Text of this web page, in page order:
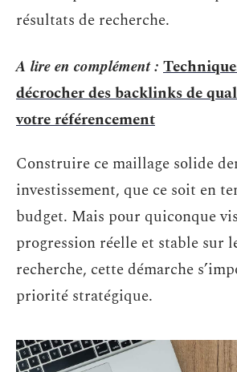
résultats de recherche.
A lire en complément :
décrocher des backlinks de
votre référencement
Construire ce maillage solide
investissement, que ce soit en
budget. Mais pour quiconque
progression réelle et stable sur
recherche, cette démarche
priorité stratégique.